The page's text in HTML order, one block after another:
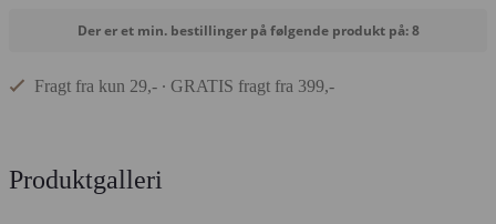
Der er et min. bestillinger på følgende produkt på: 8
Fragt fra kun 29,- ∙ GRATIS fragt fra 399,-
Produktgalleri